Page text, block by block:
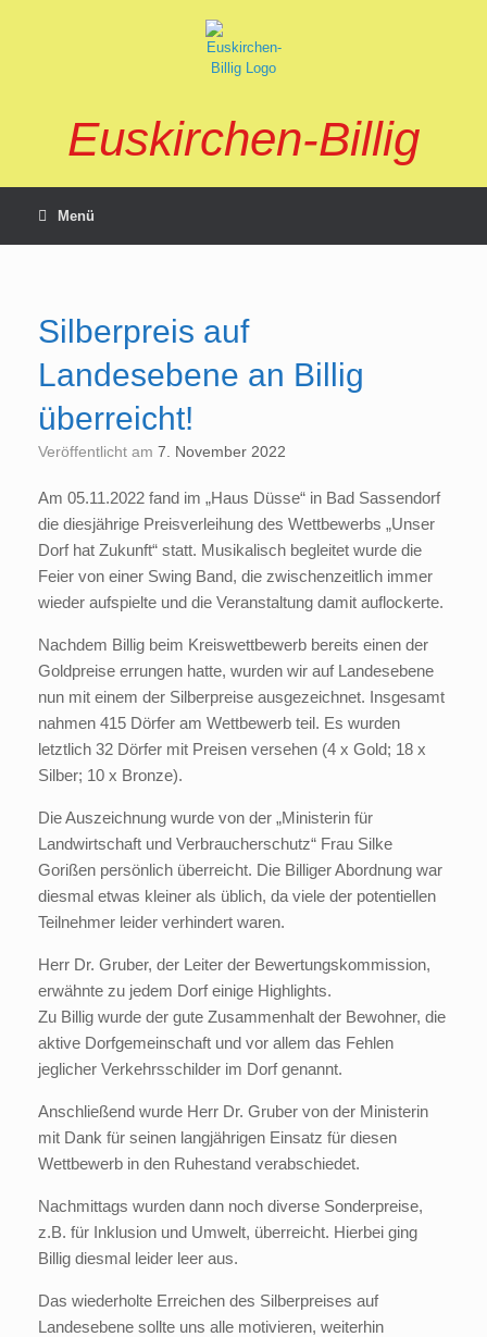
Euskirchen-Billig
Menü
Silberpreis auf
Landesebene an Billig
überreicht!
Veröffentlicht am 7. November 2022
Am 05.11.2022 fand im „Haus Düsse“ in Bad Sassendorf
die diesjährige Preisverleihung des Wettbewerbs „Unser
Dorf hat Zukunft“ statt. Musikalisch begleitet wurde die
Feier von einer Swing Band, die zwischenzeitlich immer
wieder aufspielte und die Veranstaltung damit auflockerte.
Nachdem Billig beim Kreiswettbewerb bereits einen der
Goldpreise errungen hatte, wurden wir auf Landesebene
nun mit einem der Silberpreise ausgezeichnet. Insgesamt
nahmen 415 Dörfer am Wettbewerb teil. Es wurden
letztlich 32 Dörfer mit Preisen versehen (4 x Gold; 18 x
Silber; 10 x Bronze).
Die Auszeichnung wurde von der „Ministerin für
Landwirtschaft und Verbraucherschutz“ Frau Silke
Gorißen persönlich überreicht. Die Billiger Abordnung war
diesmal etwas kleiner als üblich, da viele der potentiellen
Teilnehmer leider verhindert waren.
Herr Dr. Gruber, der Leiter der Bewertungskommission,
erwähnte zu jedem Dorf einige Highlights.
Zu Billig wurde der gute Zusammenhalt der Bewohner, die
aktive Dorfgemeinschaft und vor allem das Fehlen
jeglicher Verkehrsschilder im Dorf genannt.
Anschließend wurde Herr Dr. Gruber von der Ministerin
mit Dank für seinen langjährigen Einsatz für diesen
Wettbewerb in den Ruhestand verabschiedet.
Nachmittags wurden dann noch diverse Sonderpreise,
z.B. für Inklusion und Umwelt, überreicht. Hierbei ging
Billig diesmal leider leer aus.
Das wiederholte Erreichen des Silberpreises auf
Landesebene sollte uns alle motivieren, weiterhin